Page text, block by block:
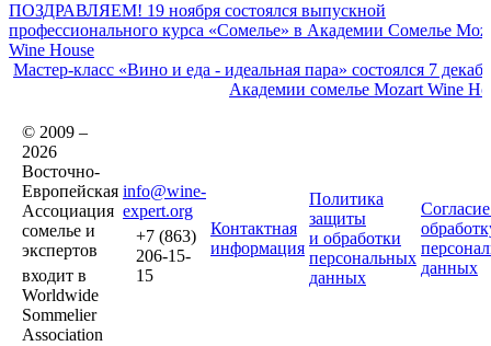
ПОЗДРАВЛЯЕМ! 19 ноября состоялся выпускной
профессионального курса «Сомелье» в Академии Сомелье
Wine House
Мастер-класс «Вино и еда - идеальная пара» состоялся 7
Академии сомелье Mozart Wine
© 2009 –
2026
Восточно-
Европейская
Ассоциация
сомелье и
экспертов
входит в
Worldwide
Sommelier
Association
info@wine-
expert.org
+7 (863)
206-15-
15
Контактная
информация
Политика
защиты
и обработки
персональных
данных
данных